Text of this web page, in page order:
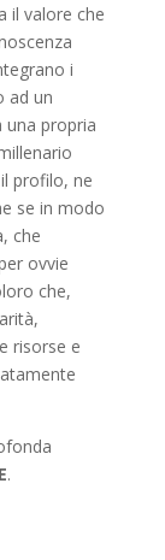
il valore che
i
ad un
una propria
profilo, ne
se in modo
che
ovvie
che,
risorse e
.